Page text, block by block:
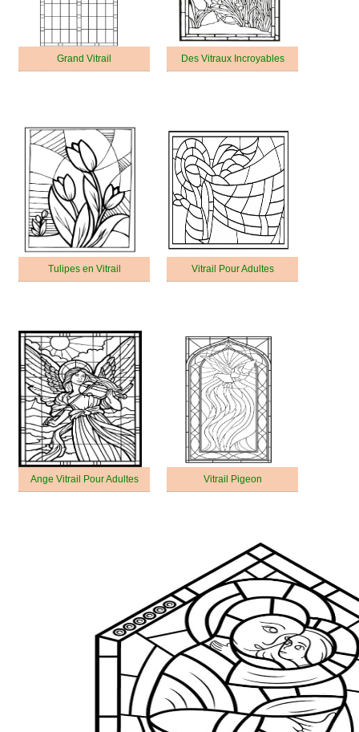
Grand Vitrail Des Vitraux Incroyables
Tulipes en Vitrail Vitrail Pour Adultes
Ange Vitrail Pour Adultes Vitrail Pigeon